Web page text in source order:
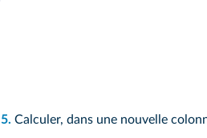
5. Calculer, dans une nouvelle